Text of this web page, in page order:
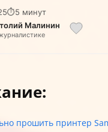
⏱5 минут
Малинин
прошить принтер